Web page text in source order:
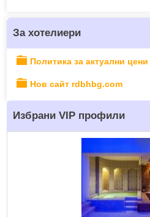
За хотелиери
Политика за актуални цени
Нов сайт rdbhbg.com
Избрани VIP профили